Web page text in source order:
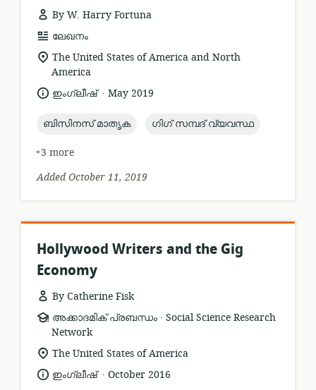
By W. Harry Fortuna
resource
format:
ലേഖനം
location
of
relevance:
The United States of America and North
America
language:
ഇംഗ്ലീഷ് .
dateMay 2019
topic:
ബിസിനസ് മാതൃക topic:
ഗിഗ് സമ്പദ് വ്യവസ്ഥ
+3 more
Added October 11, 2019
Hollywood Writers and the Gig
Economy
By Catherine Fisk
resource
format:
അക്കാദമിക് പ്രബന്ധം .
publisher:
Social Science Research
Network
location
relevance:
The United States of America
language:
ഇംഗ്ലീഷ് .
dateOctober 2016